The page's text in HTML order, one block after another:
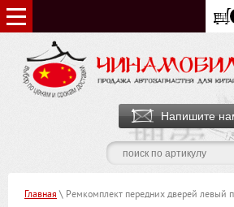
Напишите
Главная \ Ремкомплект передних дверей левый